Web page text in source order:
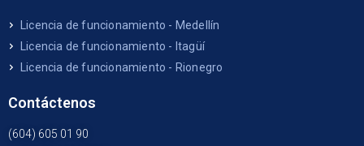
Licencia de funcionamiento - Medellín
Licencia de funcionamiento - Itagüí
Licencia de funcionamiento - Rionegro
Contáctenos
(604) 605 01 90